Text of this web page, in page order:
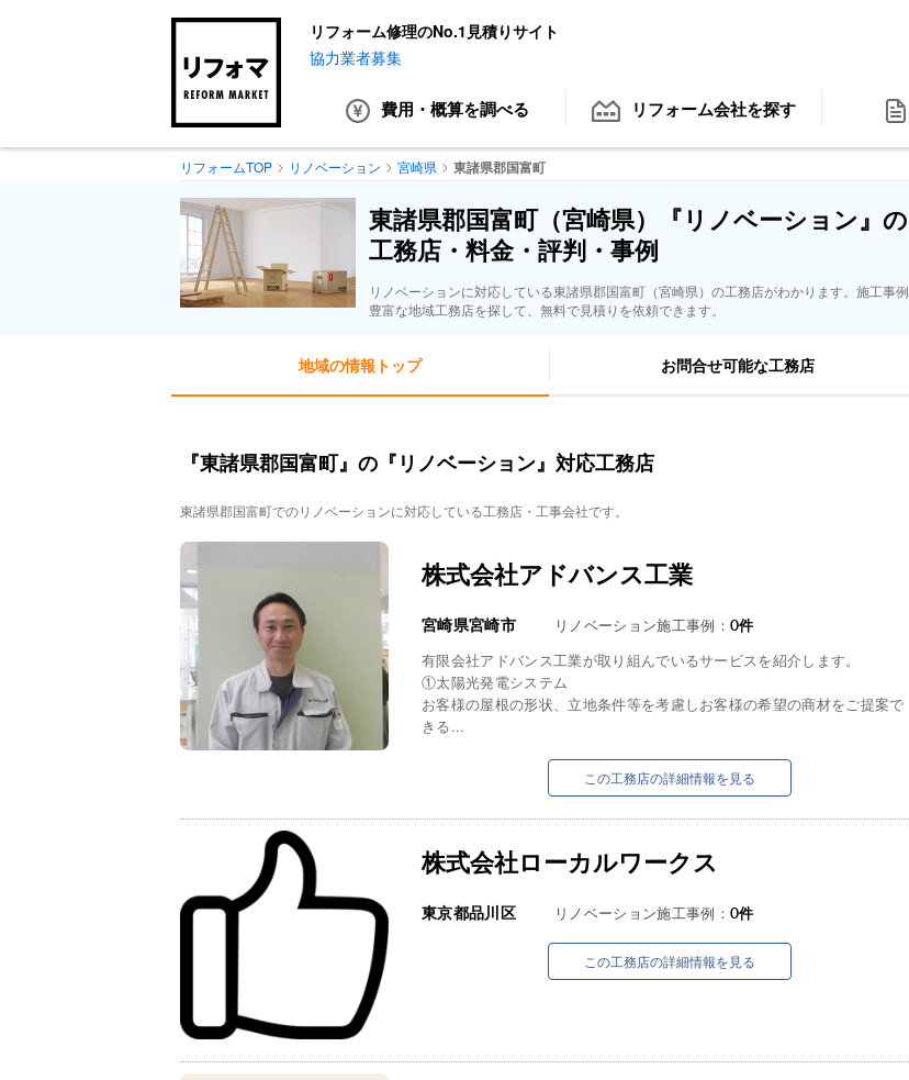
リフォーム修理のNo.1見積りサイト
協力業者募集
費用・概算を調べる リフォーム会社を探す
リフォームTOP リノベーション 宮崎県 東諸県郡国富町
東諸県郡国富町（宮崎県）『リノベーション』の
工務店・料金・評判・事例
リノベーションに対応している東諸県郡国富町（宮崎県）の工務店がわかります。施工事例
豊富な地域工務店を探して、無料で見積りを依頼できます。
地域の情報トップ お問合せ可能な工務店
『東諸県郡国富町』の『リノベーション』対応工務店
東諸県郡国富町でのリノベーションに対応している工務店・工事会社です。
株式会社アドバンス工業
宮崎県宮崎市 リノベーション施工事例：0件
有限会社アドバンス工業が取り組んでいるサービスを紹介します。
①太陽光発電システム
お客様の屋根の形状、立地条件等を考慮しお客様の希望の商材をご提案で
きる...
この工務店の詳細情報を見る
株式会社ローカルワークス
東京都品川区 リノベーション施工事例：0件
この工務店の詳細情報を見る